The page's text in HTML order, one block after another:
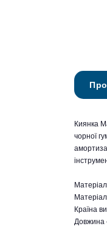
Киянка
чорної
Країна
Довжина